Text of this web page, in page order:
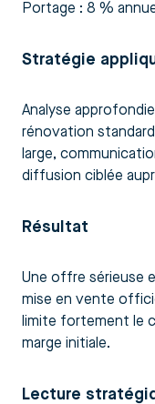
Portage : 8 %
Stratégie
Analyse
rénovation
large,
diffusion ciblée
Résultat
Une offre sérieuse
mise en vente
limite fortement le
marge initiale.
Lecture